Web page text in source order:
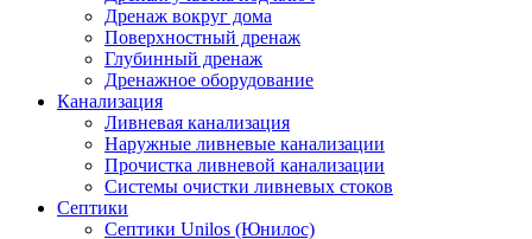
Дренаж вокруг дома
Поверхностный дренаж
Глубинный дренаж
Дренажное оборудование
Канализация
Ливневая канализация
Наружные ливневые канализации
Прочистка ливневой канализации
Системы очистки ливневых стоков
Септики
Септики Unilos (Юнилос)